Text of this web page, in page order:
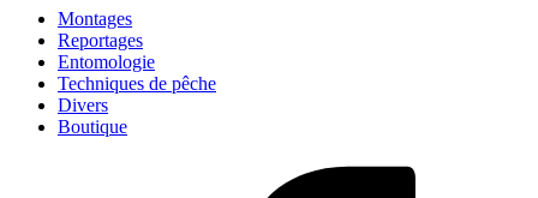
Montages
Reportages
Entomologie
Techniques de pêche
Divers
Boutique